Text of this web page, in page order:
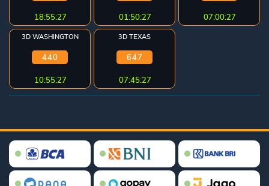
18:55:26 01:50:26 07:00:26
3D WASHINGTON
440
10:55:26
3D TEXAS
647
07:45:26